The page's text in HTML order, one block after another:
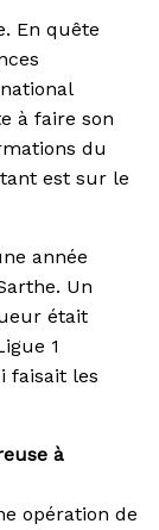
En quête
à faire son
du
est sur le
année
Un
était
1
faisait les
à
opération de